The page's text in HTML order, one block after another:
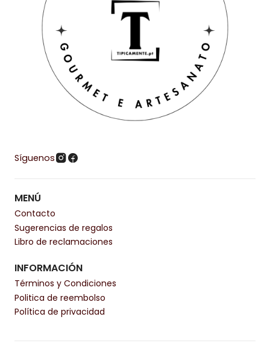
Síguenos
MENÚ
Contacto
Sugerencias de regalos
Libro de reclamaciones
INFORMACIÓN
Términos y Condiciones
Politica de reembolso
Política de privacidad